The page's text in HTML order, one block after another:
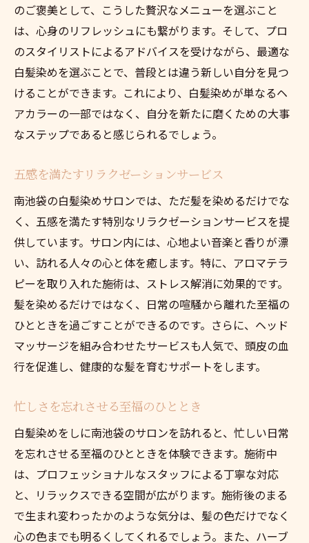
のご褒美として、こうした贅沢なメニューを選ぶこと
は、心身のリフレッシュにも繋がります。そして、プロ
のスタイリストによるアドバイスを受けながら、最適な
白髪染めを選ぶことで、普段とは違う新しい自分を見つ
けることができます。これにより、白髪染めが単なるヘ
アカラーの一部ではなく、自分を新たに磨くための大事
なステップであると感じられるでしょう。
五感を満たすリラクゼーションサービス
南池袋の白髪染めサロンでは、ただ髪を染めるだけでな
く、五感を満たす特別なリラクゼーションサービスを提
供しています。サロン内には、心地よい音楽と香りが漂
い、訪れる人々の心と体を癒します。特に、アロマテラ
ピーを取り入れた施術は、ストレス解消に効果的です。
髪を染めるだけではなく、日常の喧騒から離れた至福の
ひとときを過ごすことができるのです。さらに、ヘッド
マッサージを組み合わせたサービスも人気で、頭皮の血
行を促進し、健康的な髪を育むサポートをします。
忙しさを忘れさせる至福のひととき
白髪染めをしに南池袋のサロンを訪れると、忙しい日常
を忘れさせる至福のひとときを体験できます。施術中
は、プロフェッショナルなスタッフによる丁寧な対応
と、リラックスできる空間が広がります。施術後のまる
で生まれ変わったかのような気分は、髪の色だけでなく
心の色までも明るくしてくれるでしょう。また、ハーブ